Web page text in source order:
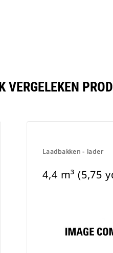
Laadbakken - lader
4,4 m³ (5,75